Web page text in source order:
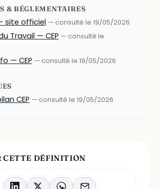
& RÉGLEMENTAIRES
site officiel — consulté le 19/05/2026
Travail — CEP — consulté le
— CEP — consulté le 19/05/2026
CEP — consulté le 19/05/2026
CETTE DÉFINITION